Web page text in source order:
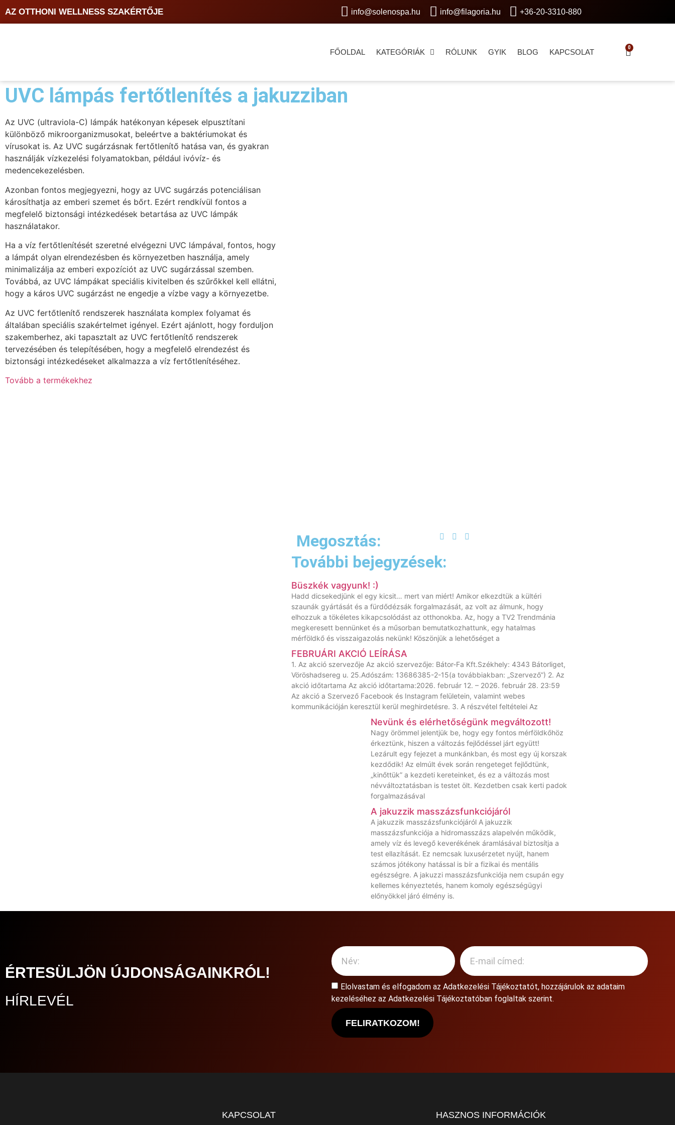
AZ OTTHONI WELLNESS SZAKÉRTŐJE info@solenospa.hu info@filagoria.hu +36-20-3310-880
FŐOLDAL KATEGÓRIÁK RÓLUNK GYIK BLOG KAPCSOLAT
0
UVC lámpás fertőtlenítés a jakuzziban
Az UVC (ultraviola-C) lámpák hatékonyan képesek elpusztítani
különböző mikroorganizmusokat, beleértve a baktériumokat és
vírusokat is. Az UVC sugárzásnak fertőtlenítő hatása van, és gyakran
használják vízkezelési folyamatokban, például ivóvíz- és
medencekezelésben.
Azonban fontos megjegyezni, hogy az UVC sugárzás potenciálisan
károsíthatja az emberi szemet és bőrt. Ezért rendkívül fontos a
megfelelő biztonsági intézkedések betartása az UVC lámpák
használatakor.
Ha a víz fertőtlenítését szeretné elvégezni UVC lámpával, fontos, hogy
a lámpát olyan elrendezésben és környezetben használja, amely
minimalizálja az emberi expozíciót az UVC sugárzással szemben.
Továbbá, az UVC lámpákat speciális kivitelben és szűrőkkel kell ellátni,
hogy a káros UVC sugárzást ne engedje a vízbe vagy a környezetbe.
Az UVC fertőtlenítő rendszerek használata komplex folyamat és
általában speciális szakértelmet igényel. Ezért ajánlott, hogy forduljon
szakemberhez, aki tapasztalt az UVC fertőtlenítő rendszerek
tervezésében és telepítésében, hogy a megfelelő elrendezést és
biztonsági intézkedéseket alkalmazza a víz fertőtlenítéséhez.
Tovább a termékekhez
Megosztás:
További bejegyzések:
Büszkék vagyunk! :)
Hadd dicsekedjünk el egy kicsit… mert van miért! Amikor elkezdtük a kültéri
szaunák gyártását és a fürdődézsák forgalmazását, az volt az álmunk, hogy
elhozzuk a tökéletes kikapcsolódást az otthonokba. Az, hogy a TV2 Trendmánia
megkeresett bennünket és a műsorban bemutatkozhattunk, egy hatalmas
mérföldkő és visszaigazolás nekünk! Köszönjük a lehetőséget a
FEBRUÁRI AKCIÓ LEÍRÁSA
1. Az akció szervezője Az akció szervezője: Bátor-Fa Kft.Székhely: 4343 Bátorliget,
Vöröshadsereg u. 25.Adószám: 13686385-2-15(a továbbiakban: „Szervező”) 2. Az
akció időtartama Az akció időtartama:2026. február 12. – 2026. február 28. 23:59
Az akció a Szervező Facebook és Instagram felületein, valamint webes
kommunikációján keresztül kerül meghirdetésre. 3. A részvétel feltételei Az
Nevünk és elérhetőségünk megváltozott!
Nagy örömmel jelentjük be, hogy egy fontos mérföldkőhöz
érkeztünk, hiszen a változás fejlődéssel járt együtt!
Lezárult egy fejezet a munkánkban, és most egy új korszak
kezdődik! Az elmúlt évek során rengeteget fejlődtünk,
„kinőttük” a kezdeti kereteinket, és ez a változás most
névváltoztatásban is testet ölt. Kezdetben csak kerti padok
forgalmazásával
A jakuzzik masszázsfunkciójáról
A jakuzzik masszázsfunkciójáról A jakuzzik
masszázsfunkciója a hidromasszázs alapelvén működik,
amely víz és levegő keverékének áramlásával biztosítja a
test ellazítását. Ez nemcsak luxusérzetet nyújt, hanem
számos jótékony hatással is bír a fizikai és mentális
egészségre. A jakuzzi masszázsfunkciója nem csupán egy
kellemes kényeztetés, hanem komoly egészségügyi
előnyökkel járó élmény is.
ÉRTESÜLJÖN ÚJDONSÁGAINKRÓL!
HÍRLEVÉL
Elolvastam és elfogadom az Adatkezelési Tájékoztatót, hozzájárulok az adataim
kezeléséhez az Adatkezelési Tájékoztatóban foglaltak szerint.
FELIRATKOZOM!
KAPCSOLAT HASZNOS INFORMÁCIÓK